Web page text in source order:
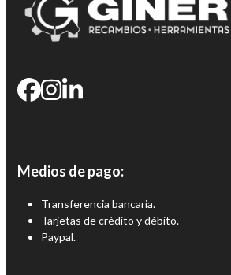
Medios de pago:
Transferencia bancaria.
Tarjetas de crédito y débito.
Paypal.